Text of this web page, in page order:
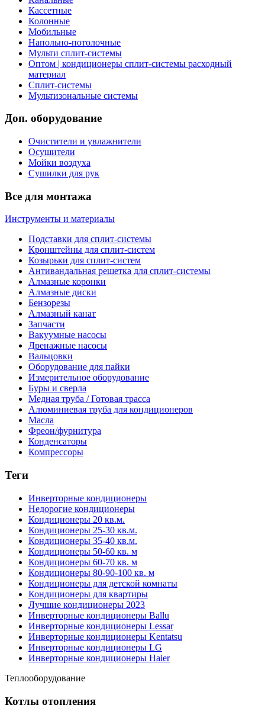
Кассетные
Колонные
Мобильные
Напольно-потолочные
Мульти сплит-системы
Оптом | кондиционеры сплит-системы расходный
материал
Сплит-системы
Мультизональные системы
Доп. оборудование
Очистители и увлажнители
Осушители
Мойки воздуха
Сушилки для рук
Все для монтажа
Инструменты и материалы
Подставки для сплит-системы
Кронштейны для сплит-систем
Козырьки для сплит-систем
Антивандальная решетка для сплит-системы
Алмазные коронки
Алмазные диски
Бензорезы
Алмазный канат
Запчасти
Вакуумные насосы
Дренажные насосы
Вальцовки
Оборудование для пайки
Измерительное оборудование
Буры и сверла
Медная труба / Готовая трасса
Алюминиевая труба для кондиционеров
Масла
Фреон/фурнитура
Конденсаторы
Компрессоры
Теги
Инверторные кондиционеры
Недорогие кондиционеры
Кондиционеры 20 кв.м.
Кондиционеры 25-30 кв.м.
Кондиционеры 35-40 кв.м.
Кондиционеры 50-60 кв. м
Кондиционеры 60-70 кв. м
Кондиционеры 80-90-100 кв. м
Кондиционеры для детской комнаты
Кондиционеры для квартиры
Лучшие кондиционеры 2023
Инверторные кондиционеры Ballu
Инверторные кондиционеры Lessar
Инверторные кондиционеры Kentatsu
Инверторные кондиционеры LG
Инверторные кондиционеры Haier
Теплооборудование
Котлы отопления